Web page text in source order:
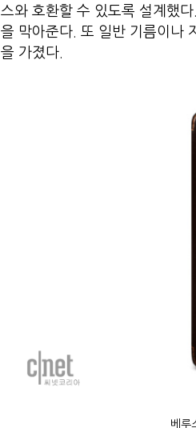
스와 호환할 수 있도록 설계했
을 막아준다. 또 일반 기름이나
을 가졌다.
베루